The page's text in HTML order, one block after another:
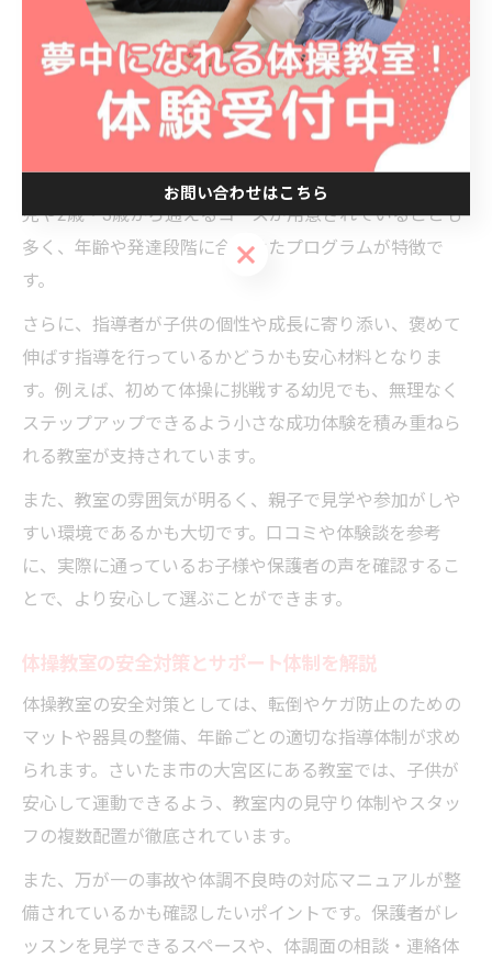
幼児が安心して通える体操教室の特徴とは
幼児が安心して通える体操教室を選ぶ際は、まず「安全
管理」と「指導体制」が整っているかが重要なポイント
となります。さいたま市大宮区の体操教室では、未就学
児や2歳・3歳から通えるコースが用意されていることも
多く、年齢や発達段階に合わせたプログラムが特徴で
す。
さらに、指導者が子供の個性や成長に寄り添い、褒めて
伸ばす指導を行っているかどうかも安心材料となりま
す。例えば、初めて体操に挑戦する幼児でも、無理なく
ステップアップできるよう小さな成功体験を積み重ねら
れる教室が支持されています。
また、教室の雰囲気が明るく、親子で見学や参加がしや
すい環境であるかも大切です。口コミや体験談を参考
に、実際に通っているお子様や保護者の声を確認するこ
とで、より安心して選ぶことができます。
体操教室の安全対策とサポート体制を解説
体操教室の安全対策としては、転倒やケガ防止のための
マットや器具の整備、年齢ごとの適切な指導体制が求め
られます。さいたま市の大宮区にある教室では、子供が
安心して運動できるよう、教室内の見守り体制やスタッ
フの複数配置が徹底されています。
また、万が一の事故や体調不良時の対応マニュアルが整
備されているかも確認したいポイントです。保護者がレ
ッスンを見学できるスペースや、体調面の相談・連絡体
お問い合わせはこちら
お問い合わせはこちら